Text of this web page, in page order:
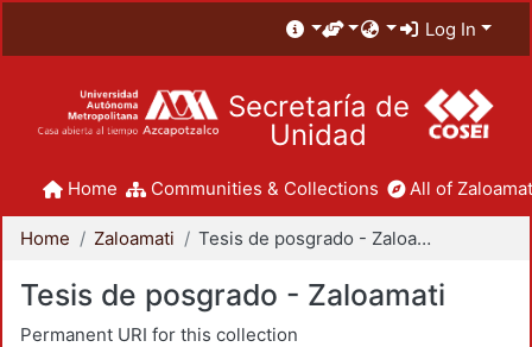
Log In
Secretaría de
Unidad
Home Communities & Collections All of
Home Zaloamati Tesis de posgrado - Zaloamati
Tesis de posgrado - Zaloamati
Permanent URI for this collection